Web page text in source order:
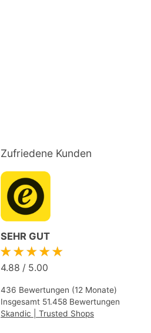
Zufriedene Kunden
SEHR GUT
★★★★★
4.88 / 5.00
436 Bewertungen (12 Monate)
Insgesamt 51.458 Bewertungen
Skandic | Trusted Shops